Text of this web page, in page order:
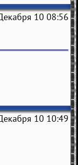
10 08:56
10 10:49